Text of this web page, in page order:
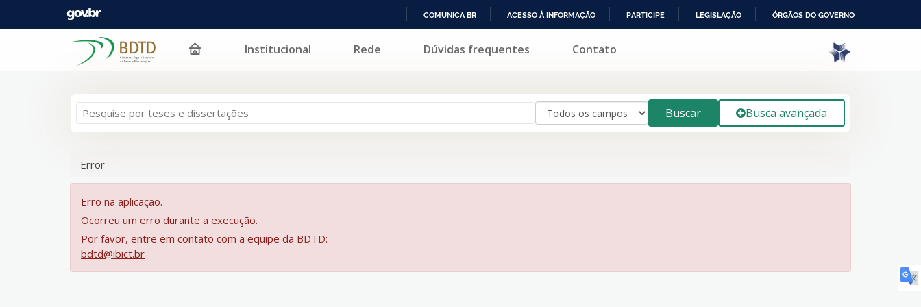
PARA
COMUNICA BR ACESSO À INFORMAÇÃO PARTICIPE LEGISLAÇÃO ÓRGÃOS DO GOVERNO
Pular para o conteúdo Institucional Rede Dúvidas frequentes Contato
Buscar Busca avançada
Error
Erro na aplicação.
Ocorreu um erro durante a execução.
Por favor, entre em contato com a equipe da BDTD:
bdtd@ibict.br